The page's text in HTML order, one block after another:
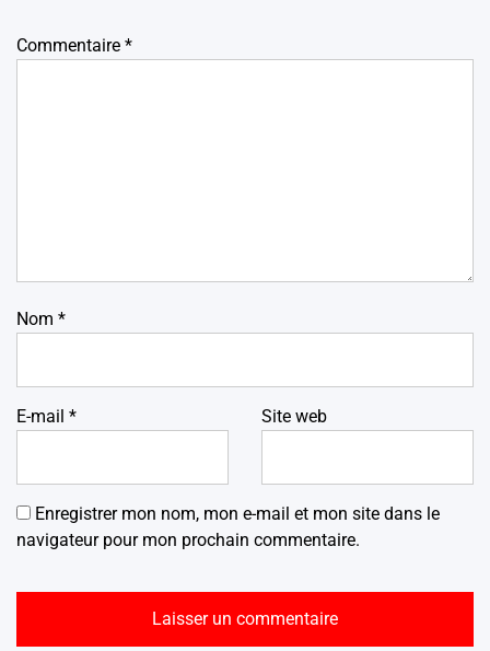
Commentaire *
Nom *
E-mail * Site web
Enregistrer mon nom, mon e-mail et mon site dans le
navigateur pour mon prochain commentaire.